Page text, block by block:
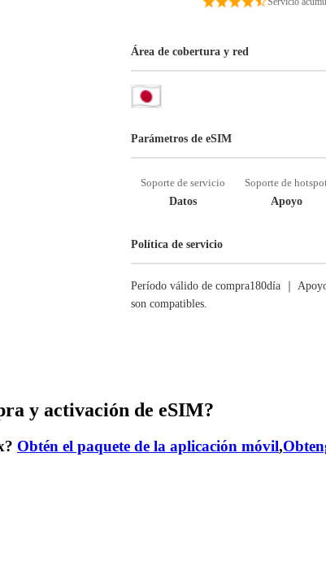
Área de cobertura y red
Parámetros de eSIM
Soporte de servicio
Datos
Soporte de
Apoyo
Política de servicio
Período válido de compra180día ｜
son compatibles.
y activación de eSIM?
Obtén el paquete de la aplicación móvil,